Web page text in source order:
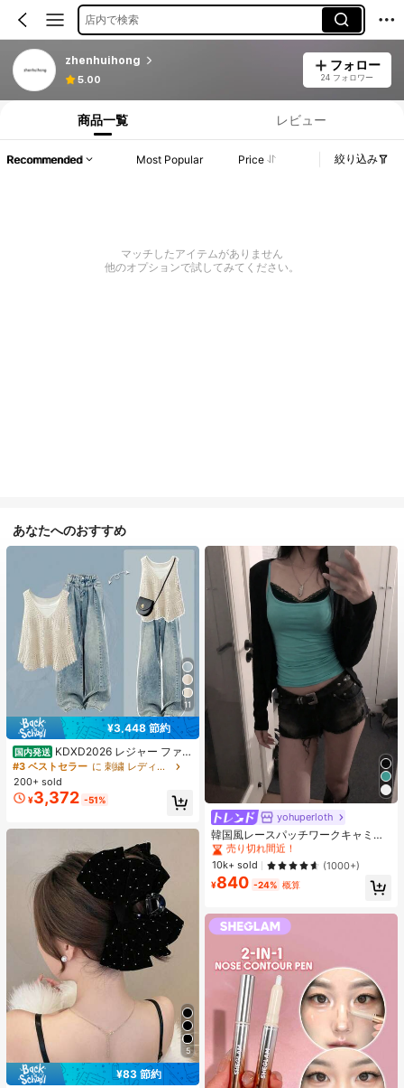
店内で検索
zhenhuihong
5.00
フォロー
24 フォロワー
商品一覧 レビュー
Recommended Most Popular Price 絞り込み
マッチしたアイテムがありません
他のオプションで試してみてください。
あなたへのおすすめ
11
¥3,448 節約
国内発送 KDXD2026 レジャー ファッ
ション ロングサイズ 夏服 女性 ワイ
ルドスタイル ボア付きトップス ワイ
ルドスタイル ロングスカート 3点セ
ット UVカット 軽量 通気性 袖付き
ヒップカバー効果 通気性抜群 サイズ
豊富
#3 ベストセラー
に 刺繍 レディースコーデ
200+ sold
¥3,372 -51%
5
¥83 節約
#1 ベストセラー
ポリエステル 髪の爪
yohuperloth
韓国風レースパッチワークキャミソ
ールタンクトップ、Y2Kエステティ
ック、ストリートウェアカジュアル
サマー
#1 ベストセラー
売り切れ間近！
#1 ベストセラー
売り切れ間近！
#1 ベストセラー
売り切れ間近！
#1 ベストセラー
10k+ sold (1000+)
¥840 -24% 概算